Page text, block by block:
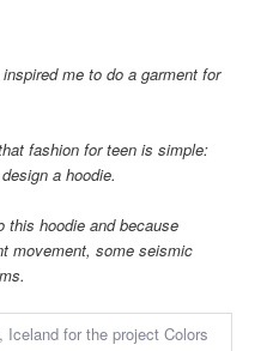
me to do a garment for
fashion for teen is simple:
a hoodie.
this hoodie and because
movement, some seismic